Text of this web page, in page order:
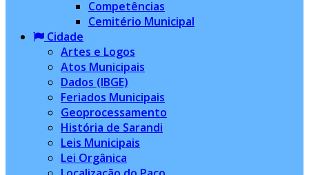
Competências
Cemitério Municipal
Cidade
Artes e Logos
Atos Municipais
Dados (IBGE)
Feriados Municipais
Geoprocessamento
História de Sarandi
Leis Municipais
Lei Orgânica